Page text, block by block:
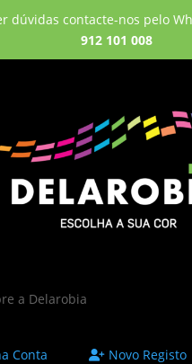
dúvidas contacte-nos pelo
912 101 008
Conta Novo Registo